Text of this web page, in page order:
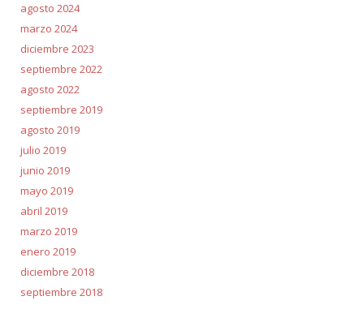
agosto 2024
marzo 2024
diciembre 2023
septiembre 2022
agosto 2022
septiembre 2019
agosto 2019
julio 2019
junio 2019
mayo 2019
abril 2019
marzo 2019
enero 2019
diciembre 2018
septiembre 2018